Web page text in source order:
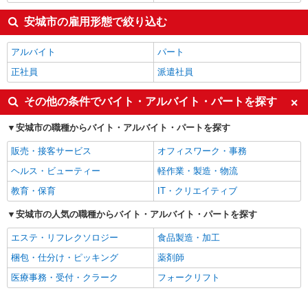
安城市の雇用形態で絞り込む
アルバイト
パート
正社員
派遣社員
その他の条件でバイト・アルバイト・パートを探す
安城市の職種からバイト・アルバイト・パートを探す
販売・接客サービス
オフィスワーク・事務
ヘルス・ビューティー
軽作業・製造・物流
教育・保育
IT・クリエイティブ
安城市の人気の職種からバイト・アルバイト・パートを探す
エステ・リフレクソロジー
食品製造・加工
梱包・仕分け・ピッキング
薬剤師
医療事務・受付・クラーク
フォークリフト